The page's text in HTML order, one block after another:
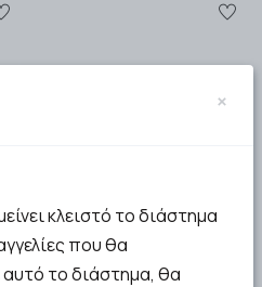
7.74€
×
κλειστό το διάστημα
που θα
το διάστημα, θα